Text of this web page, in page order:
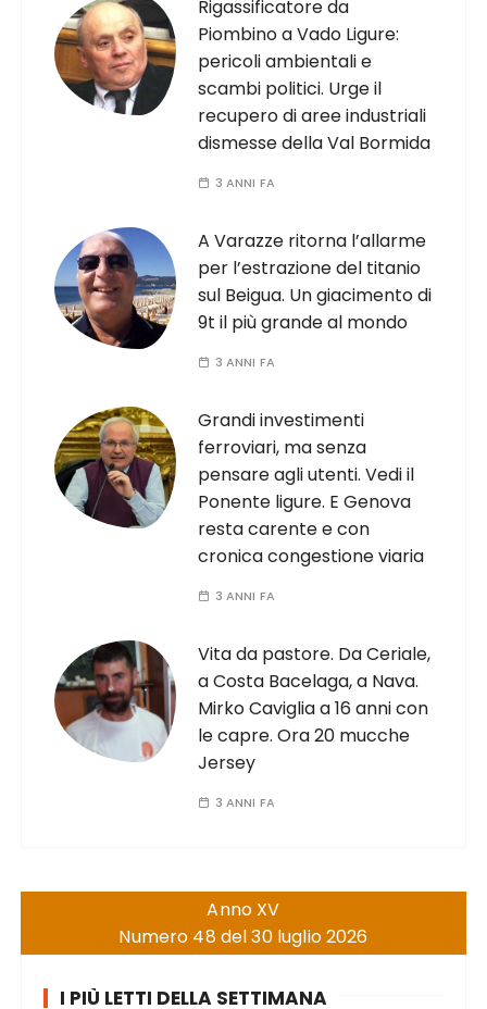
Rigassificatore da
Piombino a Vado Ligure:
pericoli ambientali e
scambi politici. Urge il
recupero di aree industriali
dismesse della Val Bormida
3 ANNI FA
A Varazze ritorna l’allarme
per l’estrazione del titanio
sul Beigua. Un giacimento di
9t il più grande al mondo
3 ANNI FA
Grandi investimenti
ferroviari, ma senza
pensare agli utenti. Vedi il
Ponente ligure. E Genova
resta carente e con
cronica congestione viaria
3 ANNI FA
Vita da pastore. Da Ceriale,
a Costa Bacelaga, a Nava.
Mirko Caviglia a 16 anni con
le capre. Ora 20 mucche
Jersey
3 ANNI FA
Anno XV
Numero 48 del 30 luglio 2026
I PIÙ LETTI DELLA SETTIMANA